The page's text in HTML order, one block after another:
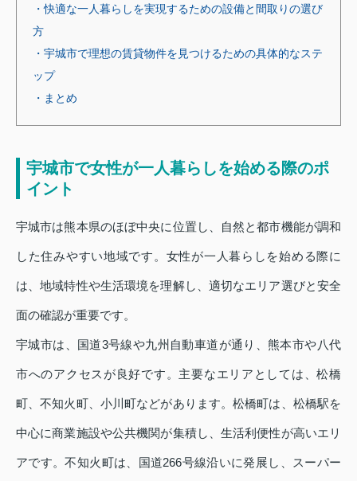
・快適な一人暮らしを実現するための設備と間取りの選び
方
・宇城市で理想の賃貸物件を見つけるための具体的なステ
ップ
・まとめ
宇城市で女性が一人暮らしを始める際のポ
イント
宇城市は熊本県のほぼ中央に位置し、自然と都市機能が調和
した住みやすい地域です。女性が一人暮らしを始める際に
は、地域特性や生活環境を理解し、適切なエリア選びと安全
面の確認が重要です。
宇城市は、国道3号線や九州自動車道が通り、熊本市や八代
市へのアクセスが良好です。主要なエリアとしては、松橋
町、不知火町、小川町などがあります。松橋町は、松橋駅を
中心に商業施設や公共機関が集積し、生活利便性が高いエリ
アです。不知火町は、国道266号線沿いに発展し、スーパー